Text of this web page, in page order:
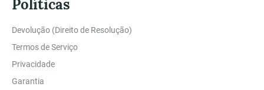
Políticas
Devolução (Direito de Resolução)
Termos de Serviço
Privacidade
Garantia